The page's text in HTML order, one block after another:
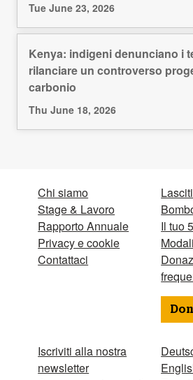
Tue June 23, 2026
Kenya: indigeni denunciano i
rilanciare un controverso
carbonio
Thu June 18, 2026
Chi siamo
Stage & Lavoro
Rapporto Annuale
Privacy e cookie
Contattaci
Iscriviti alla nostra
newsletter
Il tuo